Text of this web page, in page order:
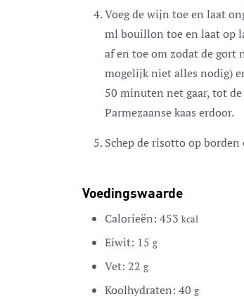
Voeg de wijn toe en laat
ml bouillon toe en laat op
af en toe om zodat de
mogelijk niet alles nodig)
50 minuten net gaar, tot
Parmezaanse kaas erdoor.
Schep de risotto op
Voedingswaarde
Calorieën: 453 kcal
Eiwit: 15 g
Vet: 22 g
Koolhydraten: 40 g